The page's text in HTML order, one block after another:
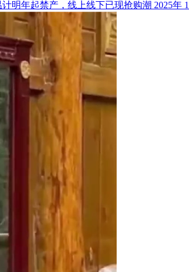
明年起禁产，线上线下已现抢购潮 2025年